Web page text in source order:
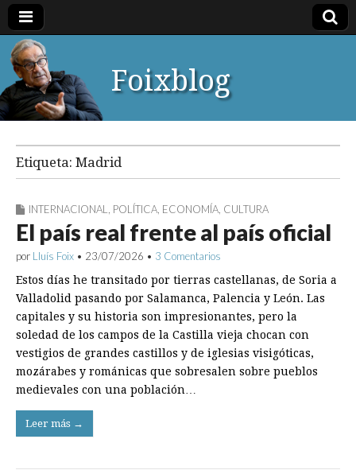
Foixblog
Etiqueta: Madrid
INTERNACIONAL POLÍTICA ECONOMÍA CULTURA
El país real frente al país oficial
por Lluís Foix • 23/07/2026 • 3 Comentarios
Estos días he transitado por tierras castellanas, de Soria a
Valladolid pasando por Salamanca, Palencia y León. Las
capitales y su historia son impresionantes, pero la
soledad de los campos de la Castilla vieja chocan con
vestigios de grandes castillos y de iglesias visigóticas,
mozárabes y románicas que sobresalen sobre pueblos
medievales con una población…
Leer más →